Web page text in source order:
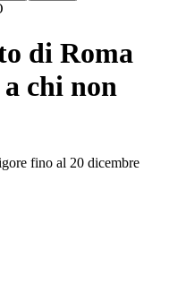
di Roma
chi non
fino al 20 dicembre